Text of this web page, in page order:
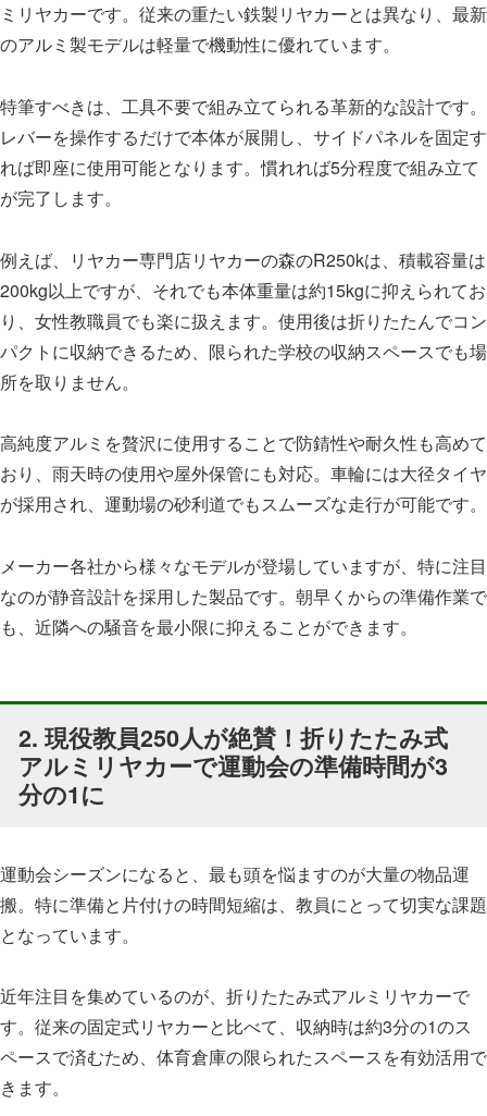
ミリヤカーです。従来の重たい鉄製リヤカーとは異なり、最新
のアルミ製モデルは軽量で機動性に優れています。
特筆すべきは、工具不要で組み立てられる革新的な設計です。
レバーを操作するだけで本体が展開し、サイドパネルを固定す
れば即座に使用可能となります。慣れれば5分程度で組み立て
が完了します。
例えば、リヤカー専門店リヤカーの森のR250kは、積載容量は
200kg以上ですが、それでも本体重量は約15kgに抑えられてお
り、女性教職員でも楽に扱えます。使用後は折りたたんでコン
パクトに収納できるため、限られた学校の収納スペースでも場
所を取りません。
高純度アルミを贅沢に使用することで防錆性や耐久性も高めて
おり、雨天時の使用や屋外保管にも対応。車輪には大径タイヤ
が採用され、運動場の砂利道でもスムーズな走行が可能です。
メーカー各社から様々なモデルが登場していますが、特に注目
なのが静音設計を採用した製品です。朝早くからの準備作業で
も、近隣への騒音を最小限に抑えることができます。
2. 現役教員250人が絶賛！折りたたみ式
アルミリヤカーで運動会の準備時間が3
分の1に
運動会シーズンになると、最も頭を悩ますのが大量の物品運
搬。特に準備と片付けの時間短縮は、教員にとって切実な課題
となっています。
近年注目を集めているのが、折りたたみ式アルミリヤカーで
す。従来の固定式リヤカーと比べて、収納時は約3分の1のス
ペースで済むため、体育倉庫の限られたスペースを有効活用で
きます。